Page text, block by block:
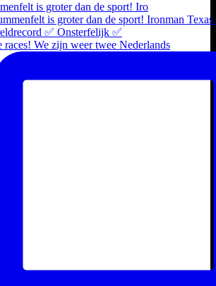
is groter dan de sport! Iro
races! We zijn weer twee Nederlands